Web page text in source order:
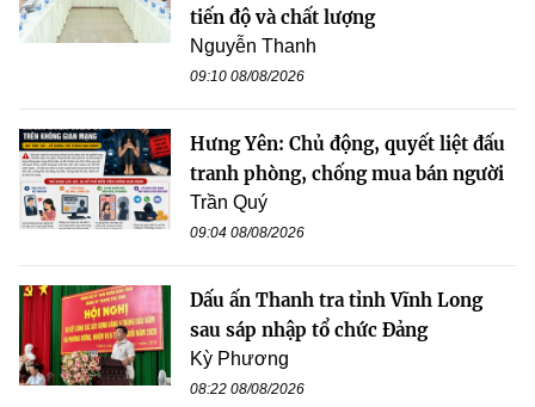
tiến độ và chất lượng
Nguyễn Thanh
09:10 08/08/2026
Hưng Yên: Chủ động, quyết liệt đấu
tranh phòng, chống mua bán người
Trần Quý
09:04 08/08/2026
Dấu ấn Thanh tra tỉnh Vĩnh Long
sau sáp nhập tổ chức Đảng
Kỳ Phương
08:22 08/08/2026